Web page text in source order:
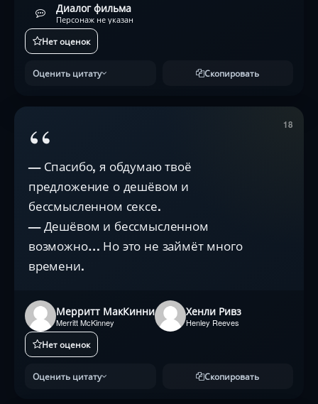
Диалог фильма
Персонаж не указан
Нет оценок
Оценить цитату Скопировать
18
“
— Спасибо, я обдумаю твоё
предложение о дешёвом и
бессмысленном сексе.
— Дешёвом и бессмысленном
возможно… Но это не займёт много
времени.
Мерритт МакКинни
Merritt McKinney
Хенли Ривз
Henley Reeves
Нет оценок
Оценить цитату Скопировать